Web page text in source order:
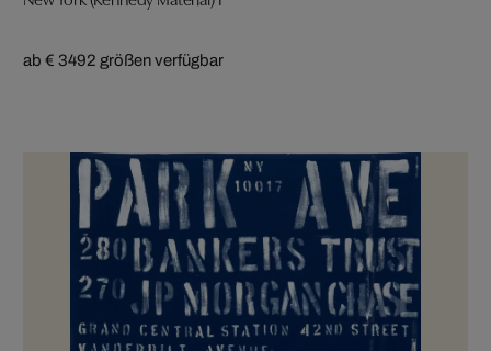
ab € 3492 größen verfügbar